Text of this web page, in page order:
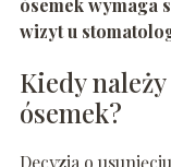
ósemek wymaga
wizyt u
Kiedy
ósemek?